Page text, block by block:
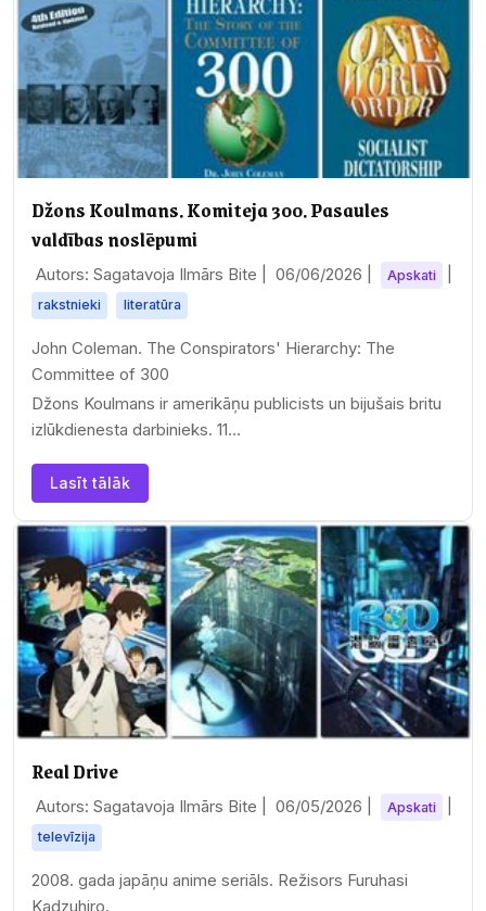
Džons Koulmans. Komiteja 300. Pasaules
valdības noslēpumi
Autors: Sagatavoja Ilmārs Bite | 06/06/2026 Apskati
rakstnieki literatūra
John Coleman. The Conspirators' Hierarchy: The
Committee of 300
Džons Koulmans ir amerikāņu publicists un bijušais britu
izlūkdienesta darbinieks. 11…
Lasīt tālāk
Real Drive
Autors: Sagatavoja Ilmārs Bite | 06/05/2026 Apskati
televīzija
2008. gada japāņu anime seriāls. Režisors Furuhasi
Kadzuhiro.